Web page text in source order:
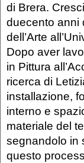
di Brera.
duecento anni
dell’Arte
Dopo aver
in Pittura
ricerca di
installazione,
interno e
materiale del
segnandolo in
questo